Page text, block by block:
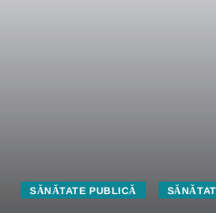
SĂNĂTATE PUBLICĂ